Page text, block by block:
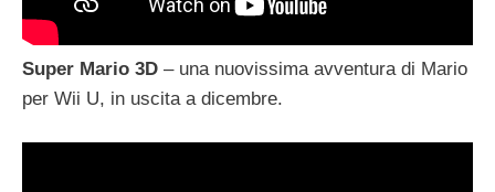
Super Mario 3D – una nuovissima avventura di Mario
per Wii U, in uscita a dicembre.